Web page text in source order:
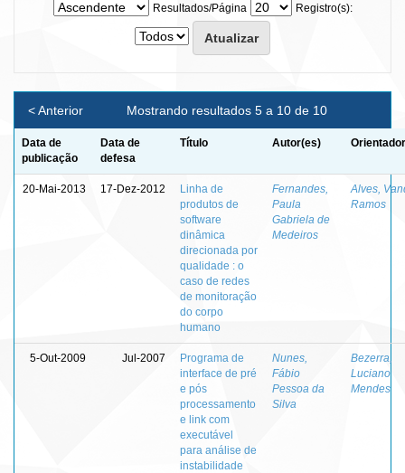
Resultados/Página
Registro(s):
Mostrando resultados 5 a 10 de 10
< Anterior
Data de
publicação
Data de
defesa
Título Autor(es)
20-Mai-2013 17-Dez-2012
Linha de
produtos de
software
dinâmica
direcionada por
qualidade : o
caso de redes
de monitoração
do corpo
humano
Fernandes,
Paula
Gabriela de
Medeiros
Alves,
Ramos
5-Out-2009 Jul-2007
Programa de
interface de pré
e pós
processamento
e link com
executável
para análise de
instabilidade
Nunes,
Fábio
Pessoa da
Silva
Bezerra,
Luciano
Mendes